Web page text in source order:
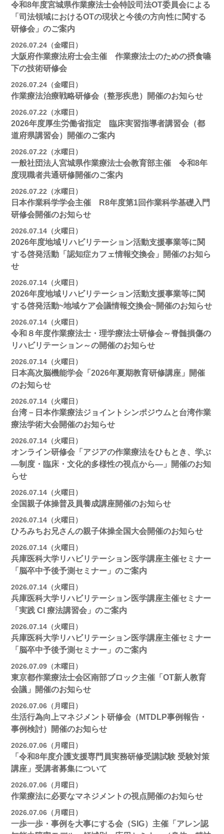
令和8年度宮城県作業療法士会特設司法OT委員会による
「司法領域におけるOTの現状と今後の方向性に関する
研修会」のご案内
2026.07.24（金曜日）
大阪府作業療法府士会主催 作業療法士のための摂食嚥
下の技術研修会
2026.07.24（金曜日）
作業療法治療戦略研修会（整形疾患）開催のお知らせ
2026.07.22（水曜日）
2026年度厚生労働省指定 臨床実習指導者講習会（都
道府県講習会）開催のご案内
2026.07.22（水曜日）
一般社団法人宮城県作業療法士会教育部主催 令和8年
度現職者共通研修開催のご案内
2026.07.22（水曜日）
日本作業科学学会主催 R8年度第1回作業科学基礎入門
研修会開催のお知らせ
2026.07.14（火曜日）
2026年度地域リハビリテーション活動支援事業等に関
する啓発活動「認知症カフェ情報交換会」開催のお知ら
せ
2026.07.14（火曜日）
2026年度地域リハビリテーション活動支援事業等に関
する啓発活動~地域ケア会議情報交換会~開催のお知らせ
2026.07.14（火曜日）
令和８年度作業療法士・理学療法士研修会～脊髄損傷の
リハビリテーション～の開催のお知らせ
2026.07.14（火曜日）
日本高次脳機能学会「2026年夏期教育研修講座」開催
のお知らせ
2026.07.14（火曜日）
台湾－日本作業療法ジョイントシンポジウムと台湾作業
療法学術大会開催のお知らせ
2026.07.14（火曜日）
オンライン研修会「アジアの作業療法をひもとき、学ぶ
―制度・臨床・文化的多様性の視点から―」開催のお知
らせ
2026.07.14（火曜日）
全国親子体操普及員養成講座開催のお知らせ
2026.07.14（火曜日）
ひろみちお兄さんの親子体操全国大会開催のお知らせ
2026.07.14（火曜日）
兵庫医科大学リハビリテーション医学講座主催セミナー
「脳卒中予後予測セミナー」のご案内
2026.07.14（火曜日）
兵庫医科大学リハビリテーション医学講座主催セミナー
「実践 CI 療法講習会」のご案内
2026.07.14（火曜日）
兵庫医科大学リハビリテーション医学講座主催セミナー
「脳卒中予後予測セミナー」のご案内
2026.07.09（木曜日）
東京都作業療法士会区南部ブロック主催「OT新人教育
会議」開催のお知らせ
2026.07.06（月曜日）
生活行為向上マネジメント研修会（MTDLP事例報告・
事例検討）開催のお知らせ
2026.07.06（月曜日）
「令和8年度介護支援専門員実務研修受講試験 受験対策
講座」受講者募集について
2026.07.06（月曜日）
作業療法に必要なマネジメントの視点開催のお知らせ
2026.07.06（月曜日）
一歩一歩・事例を大事にする会（SIG）主催「アレン認